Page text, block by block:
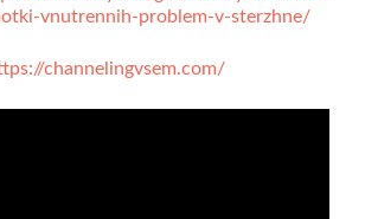
vnutrennih-problem-v-sterzhne/
channelingvsem.com/